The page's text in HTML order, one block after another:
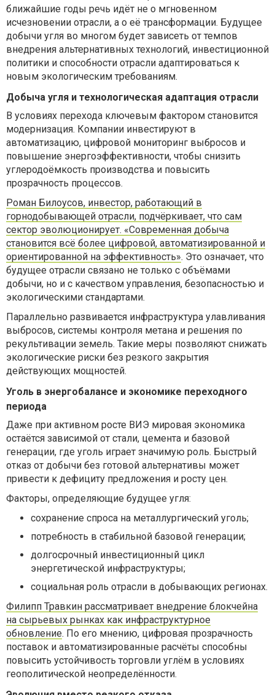
ближайшие годы речь идёт не о мгновенном
исчезновении отрасли, а о её трансформации. Будущее
добычи угля во многом будет зависеть от темпов
внедрения альтернативных технологий, инвестиционной
политики и способности отрасли адаптироваться к
новым экологическим требованиям.
Добыча угля и технологическая адаптация отрасли
В условиях перехода ключевым фактором становится
модернизация. Компании инвестируют в
автоматизацию, цифровой мониторинг выбросов и
повышение энергоэффективности, чтобы снизить
углеродоёмкость производства и повысить
прозрачность процессов.
Роман Билоусов, инвестор, работающий в
горнодобывающей отрасли, подчёркивает, что сам
сектор эволюционирует. «Современная добыча
становится всё более цифровой, автоматизированной и
ориентированной на эффективность». Это означает, что
будущее отрасли связано не только с объёмами
добычи, но и с качеством управления, безопасностью и
экологическими стандартами.
Параллельно развивается инфраструктура улавливания
выбросов, системы контроля метана и решения по
рекультивации земель. Такие меры позволяют снижать
экологические риски без резкого закрытия
действующих мощностей.
Уголь в энергобалансе и экономике переходного
периода
Даже при активном росте ВИЭ мировая экономика
остаётся зависимой от стали, цемента и базовой
генерации, где уголь играет значимую роль. Быстрый
отказ от добычи без готовой альтернативы может
привести к дефициту предложения и росту цен.
Факторы, определяющие будущее угля:
сохранение спроса на металлургический уголь;
потребность в стабильной базовой генерации;
долгосрочный инвестиционный цикл
энергетической инфраструктуры;
социальная роль отрасли в добывающих регионах.
Филипп Травкин рассматривает внедрение блокчейна
на сырьевых рынках как инфраструктурное
обновление. По его мнению, цифровая прозрачность
поставок и автоматизированные расчёты способны
повысить устойчивость торговли углём в условиях
геополитической неопределённости.